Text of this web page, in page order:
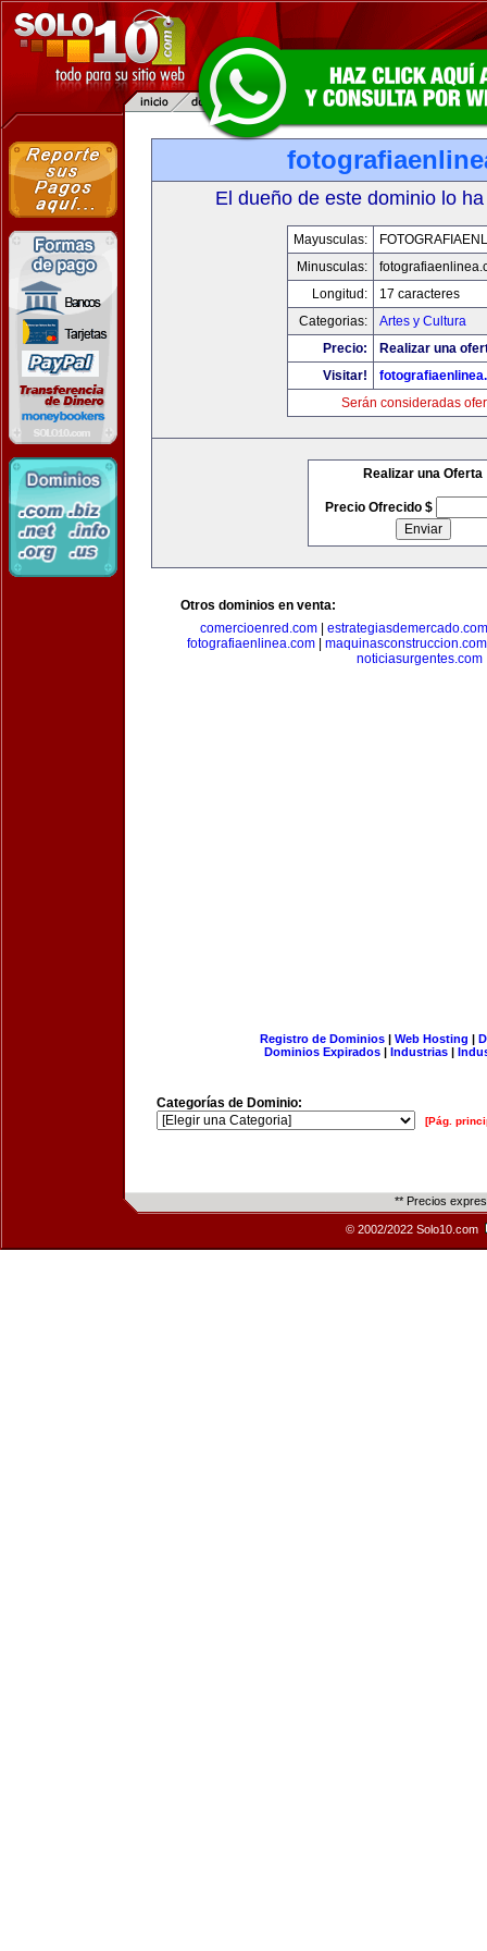
El dueño de este dominio lo
Mayusculas:
Minusculas:
Longitud:
17 caracteres
Categorias:
Artes y Cultura
Precio:
Realizar una
Visitar!
Serán consideradas
Realizar una Oferta
Precio Ofrecido $
Otros dominios en venta:
comercioenred.com| estrategiasdemercado.com
fotografiaenlinea.com
maquinasconstruccion.com
noticiasurgentes.com
Registro de Dominios| Web Hosting |
Dominios Expirados | Industrias |
Categorías de Dominio:
[Pág.
** Precios
© 2002/2022 Solo10.com